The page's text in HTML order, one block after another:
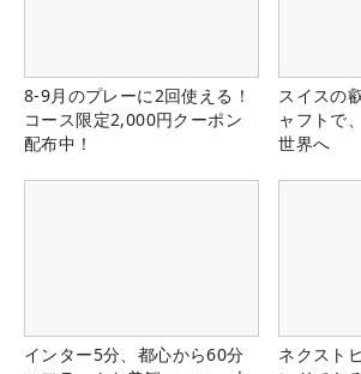
8-9月のプレーに2回使える！
コース限定2,000円クーポン
配布中！
スイスの
ャフトで
世界へ
インター5分、都心から60分
ネクスト